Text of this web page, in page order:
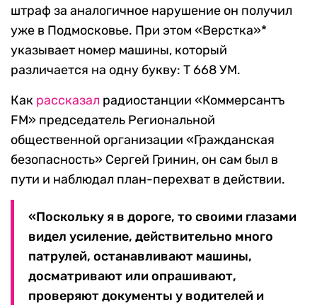
штраф за аналогичное нарушение он получил
уже в Подмосковье. При этом «Верстка»*
указывает номер машины, который
различается на одну букву: Т 668 УМ.
Как рассказал радиостанции «Коммерсантъ
FM» председатель Региональной
общественной организации «Гражданская
безопасность» Сергей Гринин, он сам был в
пути и наблюдал план-перехват в действии.
«Поскольку я в дороге, то своими глазами
видел усиление, действительно много
патрулей, останавливают машины,
досматривают или опрашивают,
проверяют документы у водителей и